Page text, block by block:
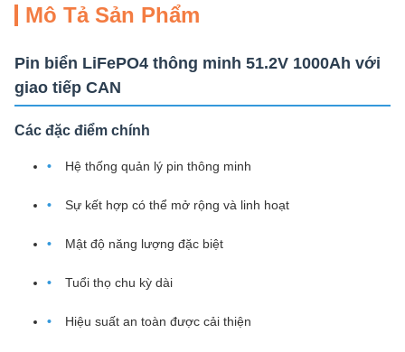
Mô Tả Sản Phẩm
Pin biển LiFePO4 thông minh 51.2V 1000Ah với
giao tiếp CAN
Các đặc điểm chính
Hệ thống quản lý pin thông minh
Sự kết hợp có thể mở rộng và linh hoạt
Mật độ năng lượng đặc biệt
Tuổi thọ chu kỳ dài
Hiệu suất an toàn được cải thiện